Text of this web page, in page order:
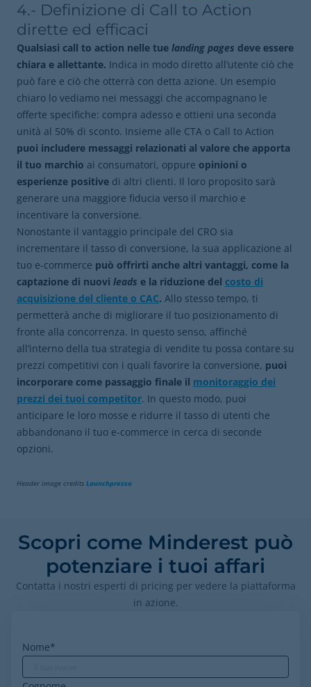
4.- Definizione di Call to Action
dirette ed efficaci
Qualsiasi call to action nelle tue landing pages deve essere
chiara e allettante. Indica in modo diretto all’utente ciò che
può fare e ciò che otterrà con detta azione. Un esempio
chiaro lo vediamo nei messaggi che accompagnano le
offerte specifiche: compra adesso e ottieni una seconda
unità al 50% di sconto. Insieme alle CTA o Call to Action
puoi includere messaggi relazionati al valore che apporta
il tuo marchio ai consumatori, oppure opinioni o
esperienze positive di altri clienti. Il loro proposito sarà
generare una maggiore fiducia verso il marchio e
incentivare la conversione.
Nonostante il vantaggio principale del CRO sia
incrementare il tasso di conversione, la sua applicazione al
tuo e-commerce può offrirti anche altri vantaggi, come la
captazione di nuovi leads e la riduzione del costo di
acquisizione del cliente o CAC. Allo stesso tempo, ti
permetterà anche di migliorare il tuo posizionamento di
fronte alla concorrenza. In questo senso, affinché
all’interno della tua strategia di vendite tu possa contare su
prezzi competitivi con i quali favorire la conversione, puoi
incorporare come passaggio finale il monitoraggio dei
prezzi dei tuoi competitor. In questo modo, puoi
anticipare le loro mosse e ridurre il tasso di utenti che
abbandonano il tuo e-commerce in cerca di seconde
opzioni.
Header image credits Launchpresso
Scopri come Minderest può
potenziare i tuoi affari
Contatta i nostri esperti di pricing per vedere la piattaforma
in azione.
Nome*